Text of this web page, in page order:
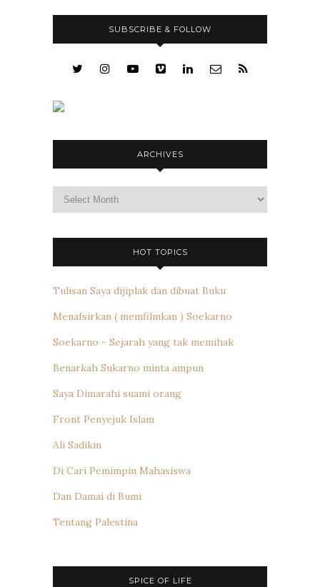
SUBSCRIBE & FOLLOW
ARCHIVES
HOT TOPICS
Tulisan Saya dijiplak dan dibuat Buku
Menafsirkan ( memfilmkan ) Soekarno
Soekarno - Sejarah yang tak memihak
Benarkah Sukarno minta ampun
Saya Dimarahi suami orang
Front Penyejuk Islam
Ali Sadikin
Di Cari Pemimpin Mahasiswa
Dan Damai di Bumi
Tentang Palestina
SPICE OF LIFE